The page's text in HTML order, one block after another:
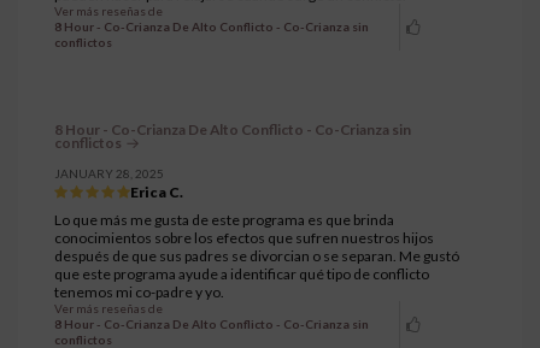
Ver más reseñas de
8 Hour - Co-Crianza De Alto Conflicto - Co-Crianza sin
conflictos
8 Hour - Co-Crianza De Alto Conflicto - Co-Crianza sin
conflictos
JANUARY 28, 2025
Erica C.
Lo que más me gusta de este programa es que brinda
conocimientos sobre los efectos que sufren nuestros hijos
después de que sus padres se divorcian o se separan. Me gustó
que este programa ayude a identificar qué tipo de conflicto
tenemos mi co-padre y yo.
Ver más reseñas de
8 Hour - Co-Crianza De Alto Conflicto - Co-Crianza sin
conflictos